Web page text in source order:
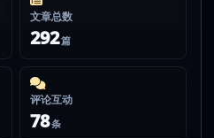
文章总数
292篇
评论互动
78条